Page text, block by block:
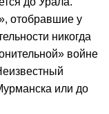
отобравшие у
никогда
войне
или до